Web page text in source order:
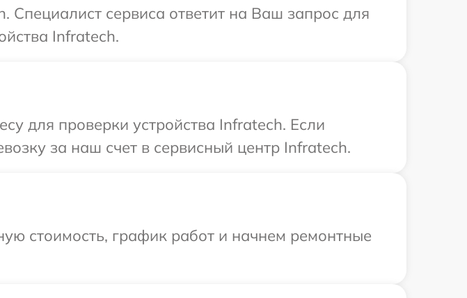
Специалист сервиса ответит на Ваш запрос для
Infratech.
для проверки устройства Infratech. Если
за наш счет в сервисный центр Infratech.
стоимость, график работ и начнем ремонтные